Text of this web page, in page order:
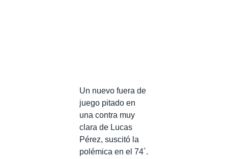
Un nuevo fuera de
juego pitado en
una contra muy
clara de Lucas
Pérez, suscitó la
polémica en el 74´.